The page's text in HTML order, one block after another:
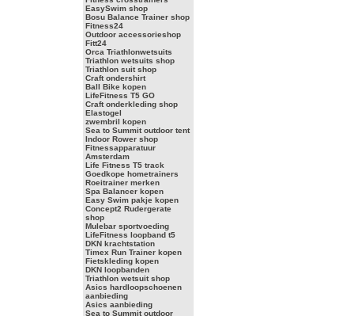
EasySwim shop
Bosu Balance Trainer shop
Fitness24
Outdoor accessorieshop
Fitt24
Orca Triathlonwetsuits
Triathlon wetsuits shop
Triathlon suit shop
Craft ondershirt
Ball Bike kopen
LifeFitness T5 GO
Craft onderkleding shop
Elastogel
zwembril kopen
Sea to Summit outdoor tent
Indoor Rower shop
Fitnessapparatuur
Amsterdam
Life Fitness T5 track
Goedkope hometrainers
Roeitrainer merken
Spa Balancer kopen
Easy Swim pakje kopen
Concept2 Rudergerate
shop
Mulebar sportvoeding
LifeFitness loopband t5
DKN krachtstation
Timex Run Trainer kopen
Fietskleding kopen
DKN loopbanden
Triathlon wetsuit shop
Asics hardloopschoenen
aanbieding
Asics aanbieding
Sea to Summit outdoor